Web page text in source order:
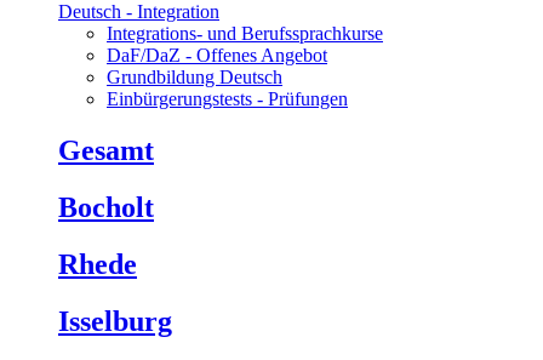
Deutsch - Integration
Integrations- und Berufssprachkurse
DaF/DaZ - Offenes Angebot
Grundbildung Deutsch
Einbürgerungstests - Prüfungen
Gesamt
Bocholt
Rhede
Isselburg